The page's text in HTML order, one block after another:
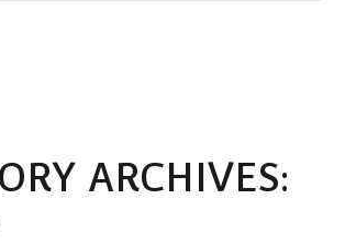
ARCHIVES: